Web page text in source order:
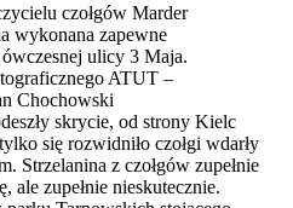
czołgów Marder
wykonana zapewne
ulicy 3 Maja.
ATUT –
Chochowski
skrycie, od strony Kielc
się rozwidniło czołgi wdarły
Strzelanina z czołgów zupełnie
ale zupełnie nieskutecznie.